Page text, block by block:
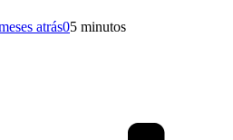
atrás05 minutos